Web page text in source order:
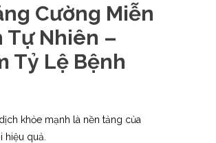
Cường Miễn
Tự Nhiên –
Tỷ Lệ Bệnh
khỏe mạnh là nền tảng của
hiệu quả.